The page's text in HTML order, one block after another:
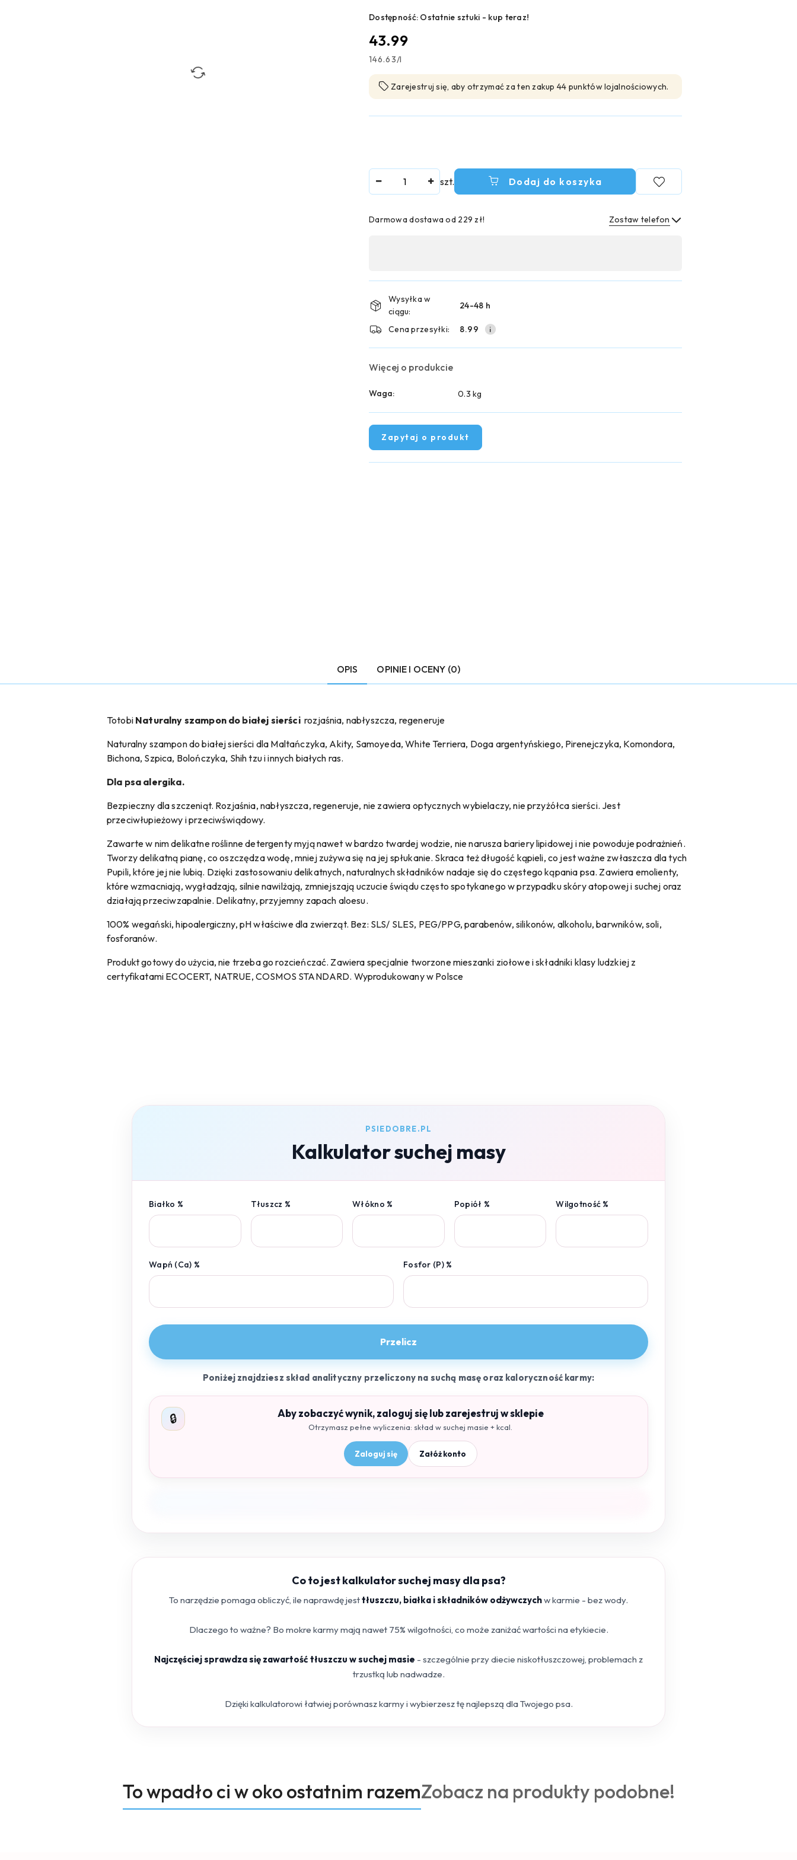
Dostępność: Ostatnie sztuki - kup teraz!
cena:
43.99
146.63/l
Zarejestruj się, aby otrzymać za ten zakup 44 punktów lojalnościowych.
szt. Dodaj do koszyka
Darmowa dostawa od 229 zł! Zostaw telefon
płatność
i
dostawa
Wysyłka w
ciągu:
24-48 h
Cena przesyłki: 8.99
Więcej o produkcie
Waga: 0.3 kg
Zapytaj o produkt
OPIS OPINIE I OCENY (0)
Totobi Naturalny szampon do białej sierści rozjaśnia, nabłyszcza, regeneruje
Naturalny szampon do białej sierści dla Maltańczyka, Akity, Samoyeda, White Terriera, Doga argentyńskiego, Pirenejczyka, Komondora,
Bichona, Szpica, Bolończyka, Shih tzu i innych białych ras.
Dla psa alergika.
Bezpieczny dla szczeniąt. Rozjaśnia, nabłyszcza, regeneruje, nie zawiera optycznych wybielaczy, nie przyżółca sierści. Jest
przeciwłupieżowy i przeciwświądowy.
Zawarte w nim delikatne roślinne detergenty myją nawet w bardzo twardej wodzie, nie narusza bariery lipidowej i nie powoduje podrażnień.
Tworzy delikatną pianę, co oszczędza wodę, mniej zużywa się na jej spłukanie. Skraca też długość kąpieli, co jest ważne zwłaszcza dla tych
Pupili, które jej nie lubią. Dzięki zastosowaniu delikatnych, naturalnych składników nadaje się do częstego kąpania psa. Zawiera emolienty,
które wzmacniają, wygładzają, silnie nawilżają, zmniejszają uczucie świądu często spotykanego w przypadku skóry atopowej i suchej oraz
działają przeciwzapalnie. Delikatny, przyjemny zapach aloesu.
100% wegański, hipoalergiczny, pH właściwe dla zwierząt. Bez: SLS/ SLES, PEG/PPG, parabenów, silikonów, alkoholu, barwników, soli,
fosforanów.
Produkt gotowy do użycia, nie trzeba go rozcieńczać. Zawiera specjalnie tworzone mieszanki ziołowe i składniki klasy ludzkiej z
certyfikatami ECOCERT, NATRUE, COSMOS STANDARD. Wyprodukowany w Polsce
PSIEDOBRE.PL
Kalkulator suchej masy
Białko % Tłuszcz % Włókno % Popiół % Wilgotność %
Wapń (Ca) % Fosfor (P) %
Przelicz
Poniżej znajdziesz skład analityczny przeliczony na suchą masę oraz kaloryczność karmy:
🔒 Aby zobaczyć wynik, zaloguj się lub zarejestruj w sklepie
Otrzymasz pełne wyliczenia: skład w suchej masie + kcal.
Zaloguj się Załóż konto
Co to jest kalkulator suchej masy dla psa?
To narzędzie pomaga obliczyć, ile naprawdę jesttłuszczu, białka i składników odżywczychw karmie - bez wody.
Dlaczego to ważne? Bo mokre karmy mają nawet 75% wilgotności, co może zaniżać wartości na etykiecie.
Najczęściej sprawdza się zawartość tłuszczu w suchej masie - szczególnie przy diecie niskotłuszczowej, problemach z
trzustką lub nadwadze.
Dzięki kalkulatorowi łatwiej porównasz karmy i wybierzesz tę najlepszą dla Twojego psa.
Pomiń karuzelę produktówProdukty
o
To wpadło ci w oko ostatnim razemProdukty
o
Zobacz na produkty podobne!